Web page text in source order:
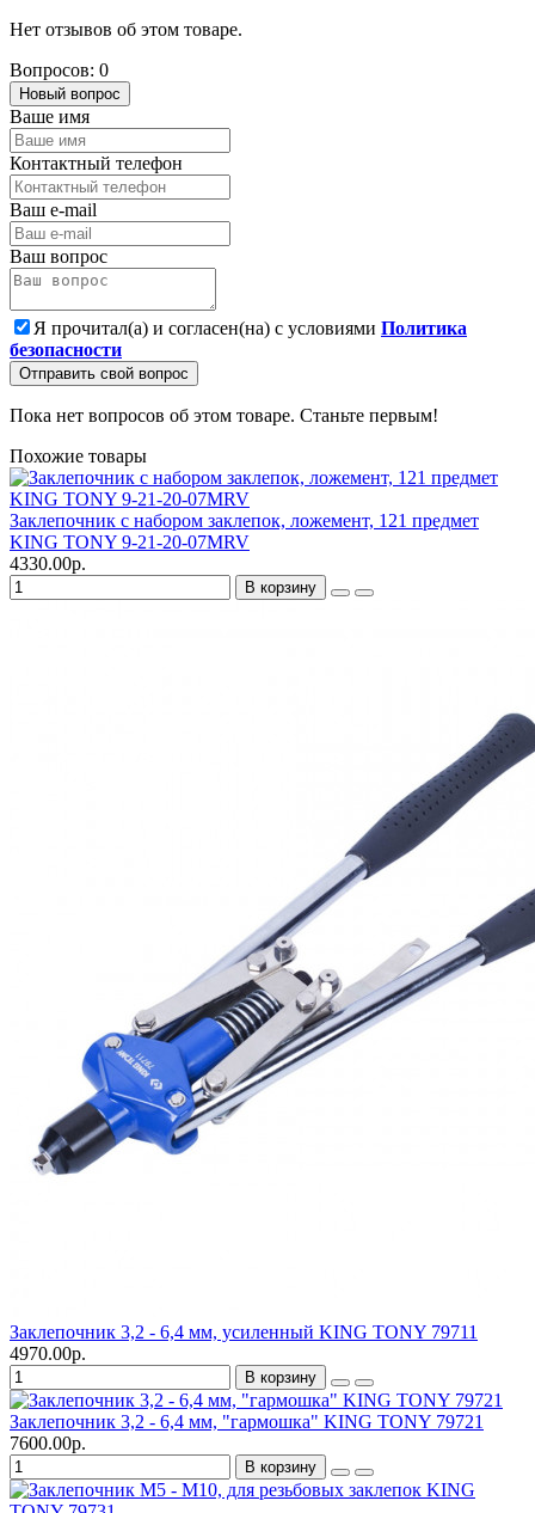
Нет отзывов об этом товаре.
Вопросов: 0
Новый вопрос
Ваше имя
Контактный телефон
Ваш e-mail
Ваш вопрос
Я прочитал(а) и согласен(на) с условиями Политика
безопасности
Отправить свой вопрос
Пока нет вопросов об этом товаре. Станьте первым!
Похожие товары
Заклепочник с набором заклепок, ложемент, 121 предмет
KING TONY 9-21-20-07MRV
4330.00р.
В корзину
Заклепочник 3,2 - 6,4 мм, усиленный KING TONY 79711
4970.00р.
В корзину
Заклепочник 3,2 - 6,4 мм, "гармошка" KING TONY 79721
7600.00р.
В корзину